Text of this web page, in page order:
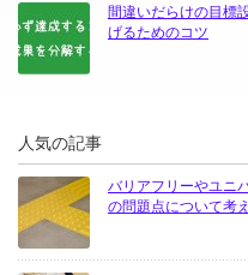
間違いだらけの目標
げるためのコツ
人気の記事
バリアフリーやユニ
の問題点について考